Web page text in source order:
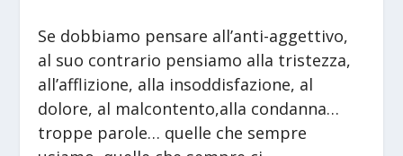
Se dobbiamo pensare all’anti-aggettivo,
al suo contrario pensiamo alla tristezza,
all’afflizione, alla insoddisfazione, al
dolore, al malcontento,alla condanna…
troppe parole… quelle che sempre